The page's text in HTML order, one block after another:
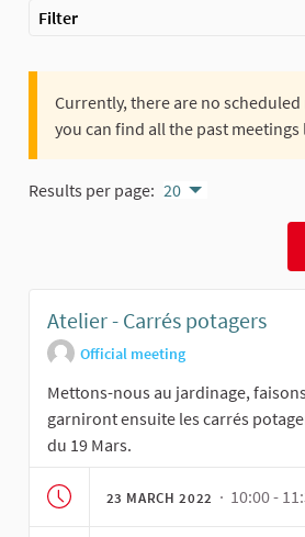
Filter
Currently, there are no
you can find all the past meetings
Results per page: 20
Atelier - Carrés potagers
Official meeting
Mettons-nous au jardinage,
garniront ensuite les carrés
du 19 Mars.
23 MARCH 2022 · 10:00 -